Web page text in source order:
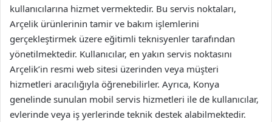
kullanıcılarına hizmet vermektedir. Bu servis noktaları,
Arçelik ürünlerinin tamir ve bakım işlemlerini
gerçekleştirmek üzere eğitimli teknisyenler tarafından
yönetilmektedir. Kullanıcılar, en yakın servis noktasını
Arçelik’in resmi web sitesi üzerinden veya müşteri
hizmetleri aracılığıyla öğrenebilirler. Ayrıca, Konya
genelinde sunulan mobil servis hizmetleri ile de kullanıcılar,
evlerinde veya iş yerlerinde teknik destek alabilmektedir.